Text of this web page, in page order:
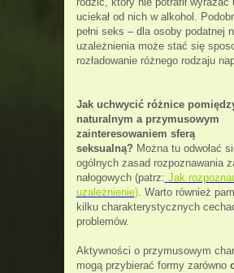
uciekał od nich w alkohol.
pełni seks – dla osoby podatnej
uzależnienia może stać się
rozładowanie różnego rodzaju
Jak uchwycić różnice
naturalnym a przymusowym
zainteresowaniem sferą
seksualną? Można tu odwołać
ogólnych zasad rozpoznawania
nałogowych (patrz: Jak
uzależnienie). Warto również
kilku charakterystycznych
problemów.
Aktywności o przymusowym
mogą przybierać formy zarówno